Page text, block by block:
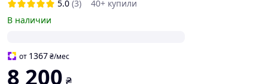
5.0 (3)
40+ купили
В наличии
от 1367₴/мес
8 200 ₴